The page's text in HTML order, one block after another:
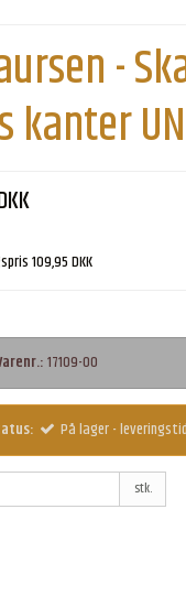
-
kanter
109,95 DKK
17109-00
På lager -
stk.